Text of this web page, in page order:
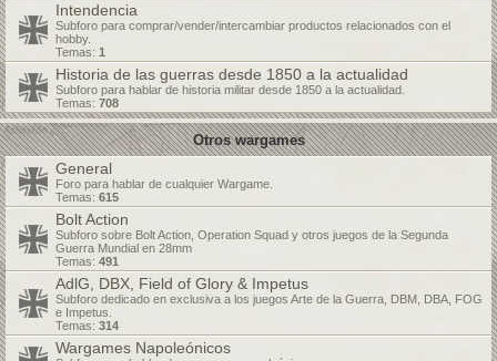
Intendencia
Subforo para comprar/vender/intercambiar productos relacionados con el
hobby.
Temas: 1
Historia de las guerras desde 1850 a la actualidad
Subforo para hablar de historia militar desde 1850 a la actualidad.
Temas: 708
Otros wargames
General
Foro para hablar de cualquier Wargame.
Temas: 615
Bolt Action
Subforo sobre Bolt Action, Operation Squad y otros juegos de la Segunda
Guerra Mundial en 28mm
Temas: 491
AdlG, DBX, Field of Glory & Impetus
Subforo dedicado en exclusiva a los juegos Arte de la Guerra, DBM, DBA, FOG
e Impetus.
Temas: 314
Wargames Napoleónicos